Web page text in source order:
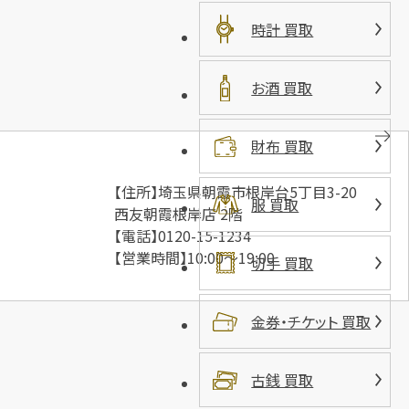
【住所】埼玉県朝霞市根岸台5丁目3-20
西友朝霞根岸店 2階
【電話】0120-15-1234
【営業時間】10:00～19:00
時計 買取
お酒 買取
財布 買取
服 買取
切手 買取
金券・チケット 買取
古銭 買取